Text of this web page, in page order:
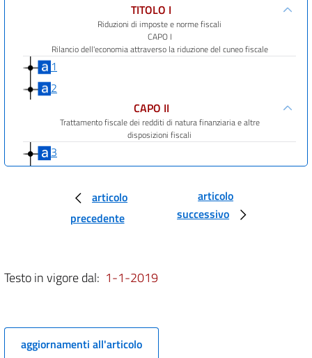
TITOLO I
Riduzioni di imposte e norme fiscali
CAPO I
Rilancio dell'economia attraverso la riduzione del cuneo fiscale
1
2
CAPO II
Trattamento fiscale dei redditi di natura finanziaria e altre
disposizioni fiscali
3
5 bis
6
7
Risparmi ed efficienza della spesa pubblica
Razionalizzazione della spesa pubblica per beni e servizi
articolo
precedente
articolo
successivo
Testo in vigore dal: 1-1-2019
aggiornamenti all'articolo